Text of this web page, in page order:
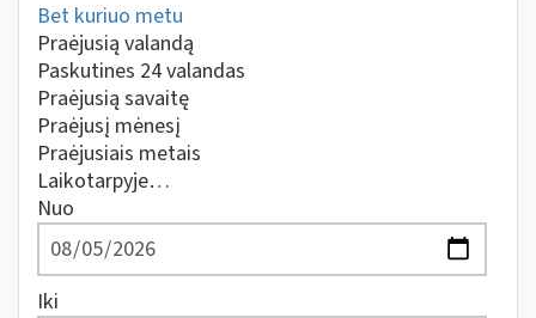
Bet kuriuo metu
Praėjusią valandą
Paskutines 24 valandas
Praėjusią savaitę
Praėjusį mėnesį
Praėjusiais metais
Laikotarpyje…
Nuo
Iki